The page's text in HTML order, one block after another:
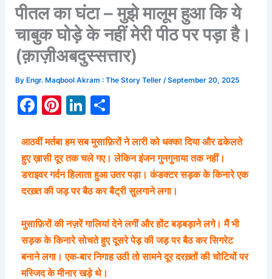
पीतल का घंटा – मुझे मालूम हुआ कि ये
चाबुक घोड़े के नहीं मेरी पीठ पर पड़ा है।
(क़ाज़ीअबदुस्सत्तार)
By Engr. Maqbool Akram : The Story Teller/September 20, 2025
F
c
e
b
o
o
k
Pi
er
e
st
Li
k
e
dI
n
ar
e
आठवीं मर्तबा हम सब मुसाफ़िरों ने लारी को धक्का दिया और ढकेलते
हुए ख़ासी दूर तक चले गए। लेकिन इंजन गुनगुनाया तक नहीं।
डराइवर गर्दन हिलाता हुआ उतर पड़ा। कंडक्टर सड़क के किनारे एक
दरख़्त की जड़ पर बैठ कर बैट्री सुलगाने लगा।
मुसाफ़िरों की नज़रें गालियां देने लगीं और होंट बड़बड़ाने लगे। मैं भी
सड़क के किनारे सोचते हुए दूसरे पेड़ की जड़ पर बैठ कर सिगरेट
बनाने लगा। एक-बार निगाह उठी तो सामने दूर दरख़्तों की चोटियों पर
मस्जिद के मीनार खड़े थे।